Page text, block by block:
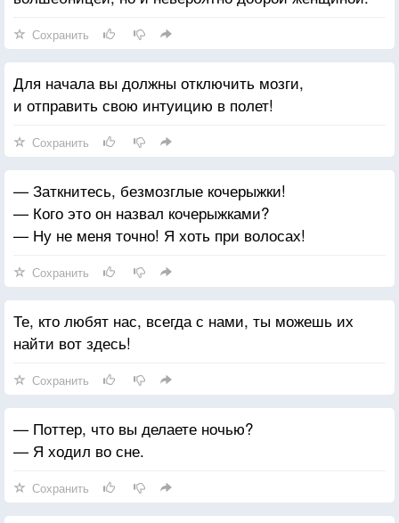
Сохранить
Для начала вы должны отключить мозги,
и отправить свою интуицию в полет!
Сохранить
— Заткнитесь, безмозглые кочерыжки!
— Кого это он назвал кочерыжками?
— Ну не меня точно! Я хоть при волосах!
Сохранить
Те, кто любят нас, всегда с нами, ты можешь их
найти вот здесь!
Сохранить
— Поттер, что вы делаете ночью?
— Я ходил во сне.
Сохранить